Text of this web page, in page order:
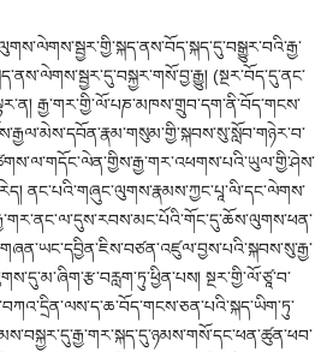
(སྔར་བོད་དུ་ནང་
རྒྱ་གར་གྱི་ལོ་པཎ་མཁས་གྲུབ་དག་ནི་བོད་གངས་
ནང་པའི་གཞུང་ལུགས་རྣམས་ཀྱང་པཱ་ལི་དང་ལེགས་
སྔར་གྱི་ལོ་ཙཱ་བ་